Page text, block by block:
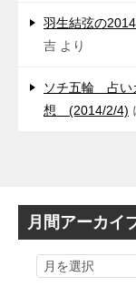
羽生結弦の
吉 より
ソチ五輪 占い
想 (2014/2/4)
月間アーカイ